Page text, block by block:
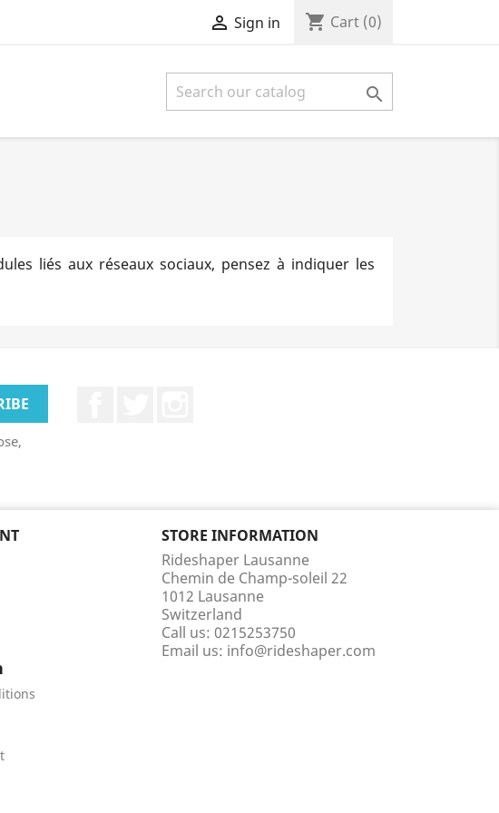
 Sign in shopping_cart Cart (0)

liés aux réseaux sociaux, pensez à indiquer les
STORE INFORMATION
Rideshaper Lausanne
Chemin de Champ-soleil 22
1012 Lausanne
Switzerland
Call us: 0215253750
Email us: info@rideshaper.com